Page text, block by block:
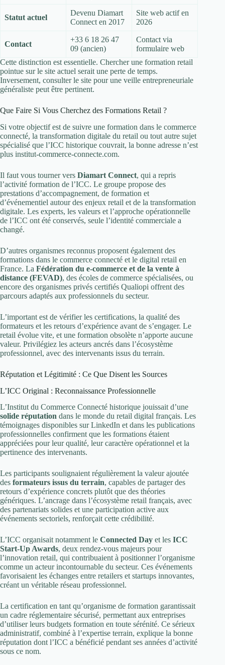
Statut actuel
Devenu Diamart
Connect en 2017
Site web actif en
2026
Contact
+33 6 18 26 47
09 (ancien)
Contact via
formulaire web
Cette distinction est essentielle. Chercher une formation retail
pointue sur le site actuel serait une perte de temps.
Inversement, consulter le site pour une veille entrepreneuriale
généraliste peut être pertinent.
Que Faire Si Vous Cherchez des Formations Retail ?
Si votre objectif est de suivre une formation dans le commerce
connecté, la transformation digitale du retail ou tout autre sujet
spécialisé que l’ICC historique couvrait, la bonne adresse n’est
plus institut-commerce-connecte.com.
Il faut vous tourner vers Diamart Connect, qui a repris
l’activité formation de l’ICC. Le groupe propose des
prestations d’accompagnement, de formation et
d’événementiel autour des enjeux retail et de la transformation
digitale. Les experts, les valeurs et l’approche opérationnelle
de l’ICC ont été conservés, seule l’identité commerciale a
changé.
D’autres organismes reconnus proposent également des
formations dans le commerce connecté et le digital retail en
France. La Fédération du e-commerce et de la vente à
distance (FEVAD), des écoles de commerce spécialisées, ou
encore des organismes privés certifiés Qualiopi offrent des
parcours adaptés aux professionnels du secteur.
L’important est de vérifier les certifications, la qualité des
formateurs et les retours d’expérience avant de s’engager. Le
retail évolue vite, et une formation obsolète n’apporte aucune
valeur. Privilégiez les acteurs ancrés dans l’écosystème
professionnel, avec des intervenants issus du terrain.
Réputation et Légitimité : Ce Que Disent les Sources
L’ICC Original : Reconnaissance Professionnelle
L’Institut du Commerce Connecté historique jouissait d’une
solide réputation dans le monde du retail digital français. Les
témoignages disponibles sur LinkedIn et dans les publications
professionnelles confirment que les formations étaient
appréciées pour leur qualité, leur caractère opérationnel et la
pertinence des intervenants.
Les participants soulignaient régulièrement la valeur ajoutée
des formateurs issus du terrain, capables de partager des
retours d’expérience concrets plutôt que des théories
génériques. L’ancrage dans l’écosystème retail français, avec
des partenariats solides et une participation active aux
événements sectoriels, renforçait cette crédibilité.
L’ICC organisait notamment le Connected Day et les ICC
Start-Up Awards, deux rendez-vous majeurs pour
l’innovation retail, qui contribuaient à positionner l’organisme
comme un acteur incontournable du secteur. Ces événements
favorisaient les échanges entre retailers et startups innovantes,
créant un véritable réseau professionnel.
La certification en tant qu’organisme de formation garantissait
un cadre réglementaire sécurisé, permettant aux entreprises
d’utiliser leurs budgets formation en toute sérénité. Ce sérieux
administratif, combiné à l’expertise terrain, explique la bonne
réputation dont l’ICC a bénéficié pendant ses années d’activité
sous ce nom.